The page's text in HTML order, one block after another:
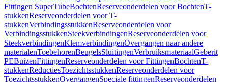
Fittingen SuperTubeBochtenReserveonderdelen voor BochtenT-
stukkenReserveonderdelen voor T-
stukkenVerbindingsstukkenReserveonderdelen voor
VerbindingsstukkenSteekverbindingenReserveonderdelen voor
SteekverbindingenKlemverbindingenOvergangen naar andere
materialenToebehorenBeugelsSluitingenVerbruiksmateriaalGeberit
PEBuizenFittingenReserveonderdelen voor FittingenBochtenT-
stukkenReductiesToezichtsstukkenReserveonderdelen voor
ToezichtsstukkenOvergangenSpeciale fittingenReserveonderdelen